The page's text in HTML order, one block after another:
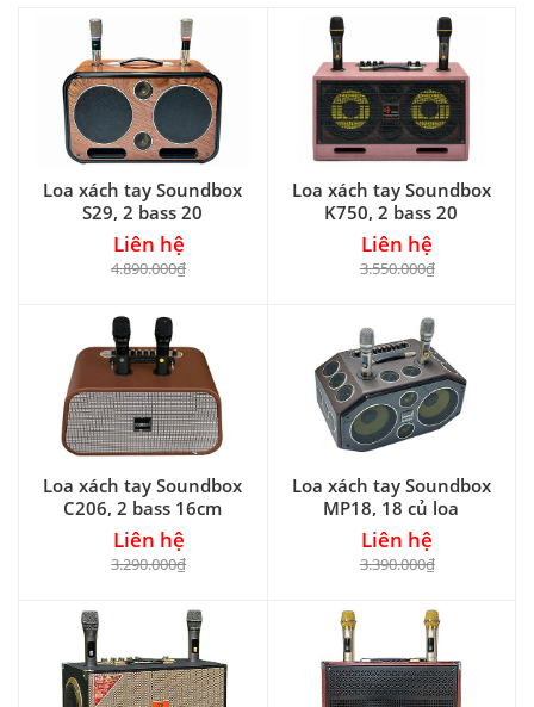
Loa xách tay Soundbox
S29, 2 bass 20
Liên hệ
4.890.000₫
Loa xách tay Soundbox
K750, 2 bass 20
Liên hệ
3.550.000₫
Loa xách tay Soundbox
C206, 2 bass 16cm
Liên hệ
3.290.000₫
Loa xách tay Soundbox
MP18, 18 củ loa
Liên hệ
3.390.000₫